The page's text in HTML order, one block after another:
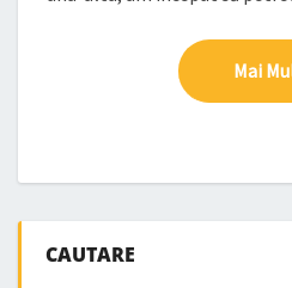
Mai
CAUTARE